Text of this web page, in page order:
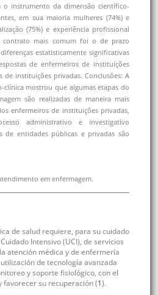
o instrumento da dimensão científico-
em sua maioria mulheres (74%) e
(75%) e experiência profissional
mais comum foi o de prazo
estatisticamente significativas
de enfermeiros de instituições
de instituições privadas. Conclusões: A
clínica mostrou que algumas etapas do
são realizadas de maneira mais
enfermeiros de instituições privadas,
administrativo e investigativo
de entidades públicas e privadas são
em enfermagem.
de salud requiere, para su cuidado
Intensivo (UCI), de servicios
atención médica y de enfermería
de tecnología avanzada
y soporte fisiológico, con el
favorecer su recuperación (1).